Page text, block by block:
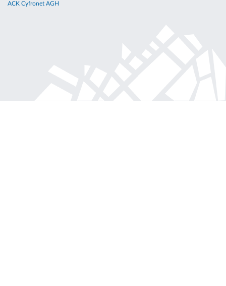
ACK Cyfronet AGH